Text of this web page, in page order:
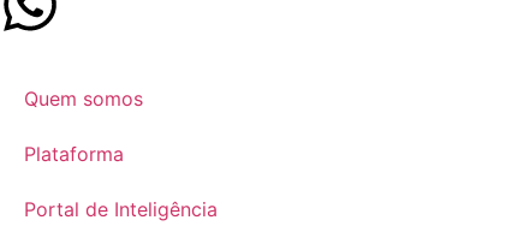
Quem somos
Plataforma
Portal de Inteligência